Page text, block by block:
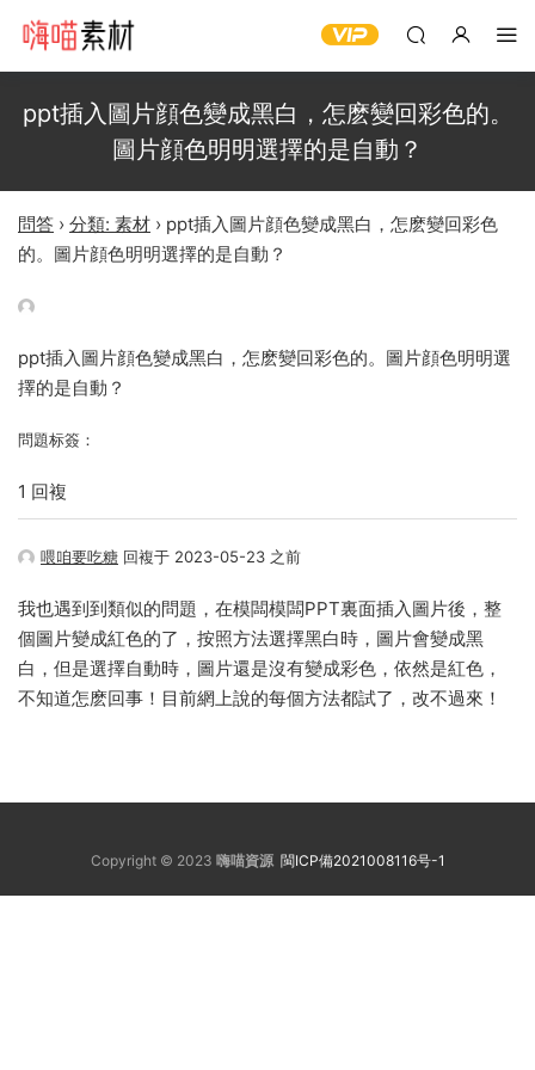
ppt插入圖片顔色變成黑白，怎麽變回彩色的。
圖片顔色明明選擇的是自動？
問答 › 分類: 素材 › ppt插入圖片顔色變成黑白，怎麽變回彩色
的。圖片顔色明明選擇的是自動？
ppt插入圖片顔色變成黑白，怎麽變回彩色的。圖片顔色明明選
擇的是自動？
問題标簽：
1 回複
喂咱要吃糖 回複于 2023-05-23 之前
我也遇到到類似的問題，在模闆模闆PPT裏面插入圖片後，整
個圖片變成紅色的了，按照方法選擇黑白時，圖片會變成黑
白，但是選擇自動時，圖片還是沒有變成彩色，依然是紅色，
不知道怎麽回事！目前網上說的每個方法都試了，改不過來！
Copyright © 2023 嗨喵資源 閩ICP備2021008116号-1